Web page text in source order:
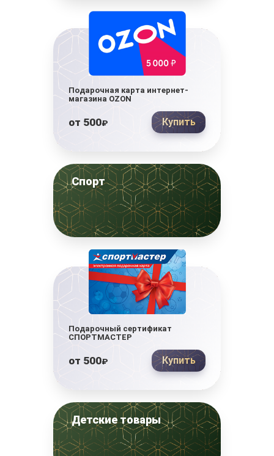
Подарочная карта интернет-
магазина OZON
от 500₽ Купить
Спорт
Подарочный сертификат
СПОРТМАСТЕР
от 500₽ Купить
Детские товары